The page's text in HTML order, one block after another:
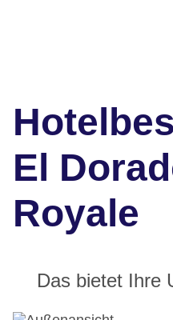
El
Royale
Das bietet Ihre